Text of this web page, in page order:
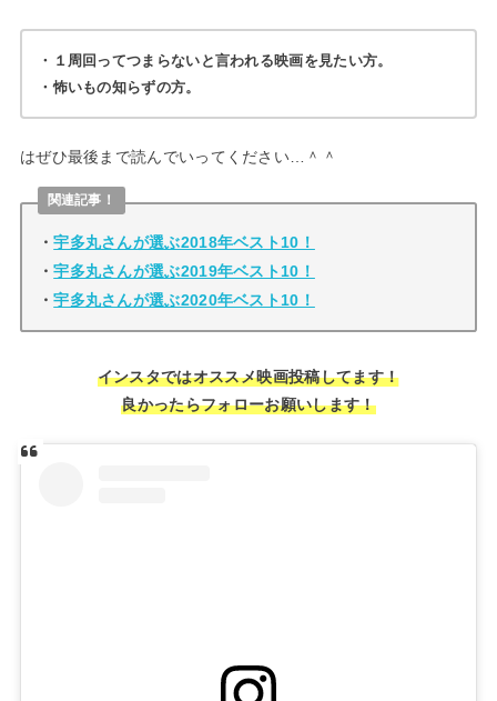
・１周回ってつまらないと言われる映画を見たい方。
・怖いもの知らずの方。
はぜひ最後まで読んでいってください…＾＾
関連記事！
・宇多丸さんが選ぶ2018年ベスト10！
・宇多丸さんが選ぶ2019年ベスト10！
・宇多丸さんが選ぶ2020年ベスト10！
インスタではオススメ映画投稿してます！
良かったらフォローお願いします！